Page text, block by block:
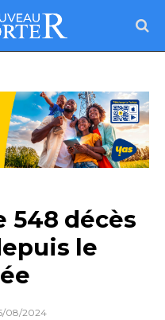
548 décès
le
08/2024